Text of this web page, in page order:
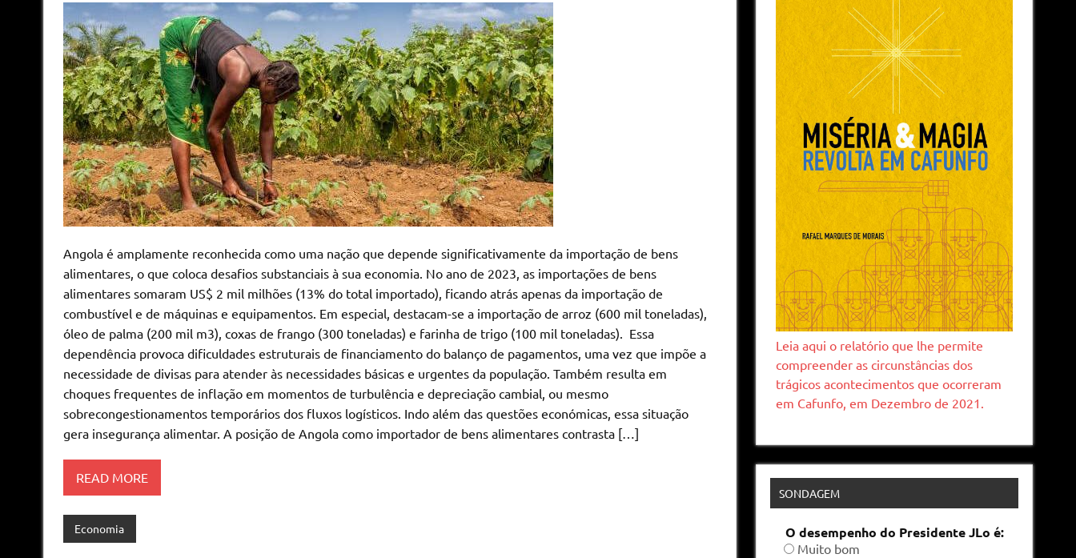
Angola é amplamente reconhecida como uma nação que depende significativamente da importação de bens
alimentares, o que coloca desafios substanciais à sua economia. No ano de 2023, as importações de bens
alimentares somaram US$ 2 mil milhões (13% do total importado), ficando atrás apenas da importação de
combustível e de máquinas e equipamentos. Em especial, destacam-se a importação de arroz (600 mil toneladas),
óleo de palma (200 mil m3), coxas de frango (300 toneladas) e farinha de trigo (100 mil toneladas). Essa
dependência provoca dificuldades estruturais de financiamento do balanço de pagamentos, uma vez que impõe a
necessidade de divisas para atender às necessidades básicas e urgentes da população. Também resulta em
choques frequentes de inflação em momentos de turbulência e depreciação cambial, ou mesmo
sobrecongestionamentos temporários dos fluxos logísticos. Indo além das questões económicas, essa situação
gera insegurança alimentar. A posição de Angola como importador de bens alimentares contrasta […]
READ MORE
Economia
Leia aqui o relatório que lhe permite
compreender as circunstâncias dos
trágicos acontecimentos que ocorreram
em Cafunfo, em Dezembro de 2021.
SONDAGEM
O desempenho do Presidente JLo é:
Muito bom